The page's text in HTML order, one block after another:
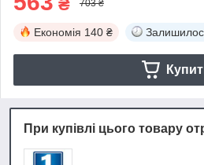
₴ 703 ₴
Економія 140 ₴
При купівлі цього товару